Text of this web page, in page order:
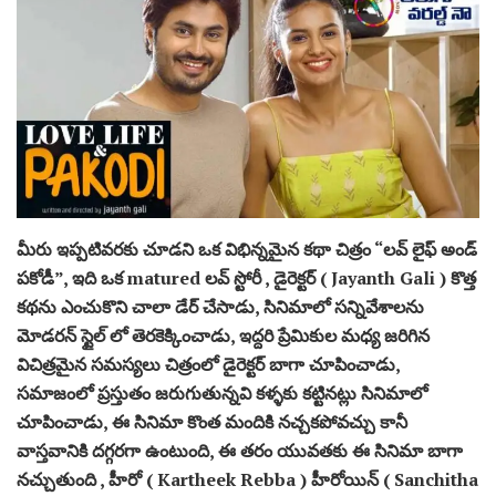
మీరు ఇప్పటివరకు చూడని ఒక విభిన్నమైన కథా చిత్రం “లవ్ లైఫ్ అండ్
పకోడీ”, ఇది ఒక matured లవ్ స్టోరీ , డైరెక్టర్ ( Jayanth Gali ) కొత్త
కథను ఎంచుకొని చాలా డేర్ చేసాడు, సినిమాలో సన్నివేశాలను
మోడరన్ స్టైల్ లో తెరకెక్కించాడు, ఇద్దరి ప్రేమికుల మధ్య జరిగిన
విచిత్రమైన సమస్యలు చిత్రంలో డైరెక్టర్ బాగా చూపించాడు,
సమాజంలో ప్రస్తుతం జరుగుతున్నవి కళ్ళకు కట్టినట్లు సినిమాలో
చూపించాడు, ఈ సినిమా కొంత మందికి నచ్చకపోవచ్చు కానీ
వాస్తవానికి దగ్గరగా ఉంటుంది, ఈ తరం యువతకు ఈ సినిమా బాగా
నచ్చుతుంది , హీరో ( Kartheek Rebba ) హీరోయిన్ ( Sanchitha